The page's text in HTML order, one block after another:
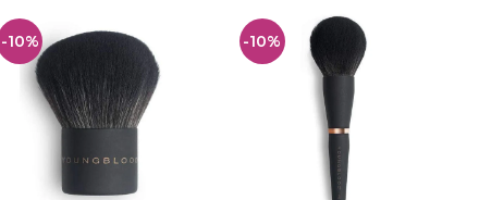
-10% -10%